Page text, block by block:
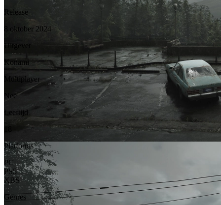
Release
8 oktober 2024
Uitgever
Konami
Multiplayer
Nee
Leeftijd
Platforms
PC
PS5
XBS
Genres